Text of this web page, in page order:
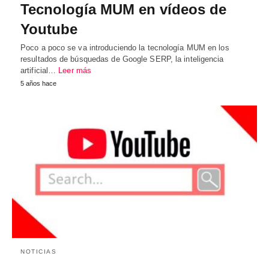
Tecnología MUM en vídeos de
Youtube
Poco a poco se va introduciendo la tecnología MUM en los
resultados de búsquedas de Google SERP, la inteligencia
artificial… Leer más
5 años hace
NOTICIAS